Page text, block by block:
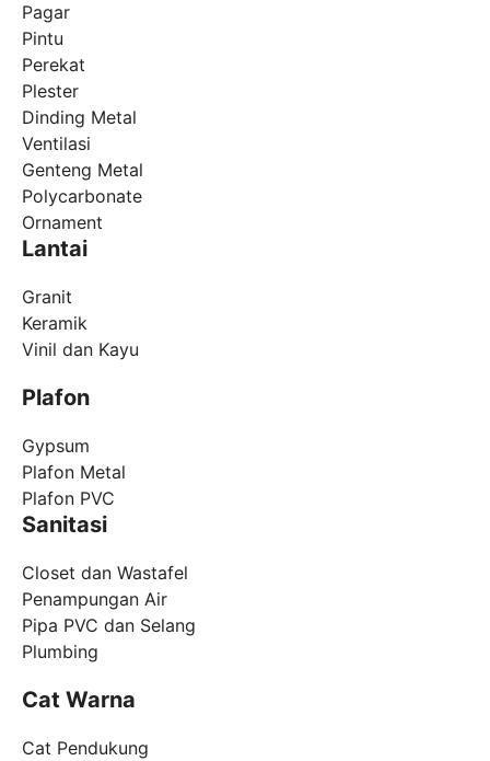
Pagar
Pintu
Perekat
Plester
Dinding Metal
Ventilasi
Genteng Metal
Polycarbonate
Ornament
Lantai
Granit
Keramik
Vinil dan Kayu
Plafon
Gypsum
Plafon Metal
Plafon PVC
Sanitasi
Closet dan Wastafel
Penampungan Air
Pipa PVC dan Selang
Plumbing
Cat Warna
Cat Pendukung